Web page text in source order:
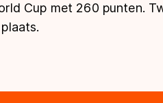
Cup met 260 punten.